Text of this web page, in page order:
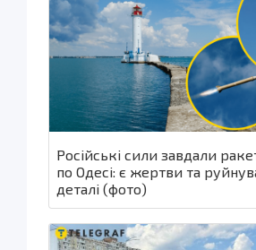
Російські сили завдали
по Одесі: є жертви та
деталі (фото)